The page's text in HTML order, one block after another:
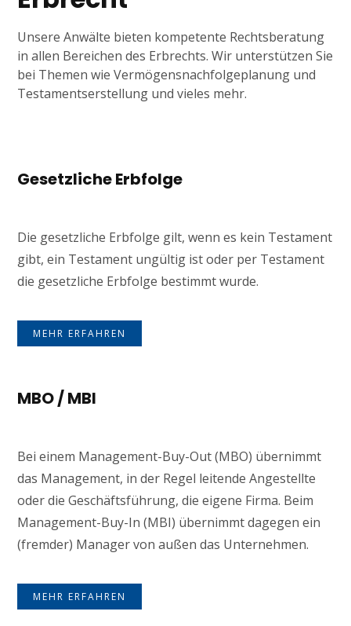
Unsere Anwälte bieten kompetente Rechtsberatung
in allen Bereichen des Erbrechts. Wir unterstützen Sie
bei Themen wie Vermögensnachfolgeplanung und
Testamentserstellung und vieles mehr.
Gesetzliche Erbfolge
Die gesetzliche Erbfolge gilt, wenn es kein Testament
gibt, ein Testament ungültig ist oder per Testament
die gesetzliche Erbfolge bestimmt wurde.
MEHR ERFAHREN
MBO / MBI
Bei einem Management-Buy-Out (MBO) übernimmt
das Management, in der Regel leitende Angestellte
oder die Geschäftsführung, die eigene Firma. Beim
Management-Buy-In (MBI) übernimmt dagegen ein
(fremder) Manager von außen das Unternehmen.
MEHR ERFAHREN